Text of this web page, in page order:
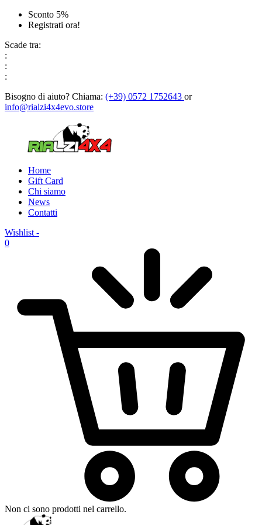
Sconto 5%
Registrati ora!
Scade tra:
:
:
:
Bisogno di aiuto? Chiama: (+39) 0572 1752643 or
info@rialzi4x4evo.store
Home
Gift Card
Chi siamo
News
Contatti
Wishlist -
0
Non ci sono prodotti nel carrello.